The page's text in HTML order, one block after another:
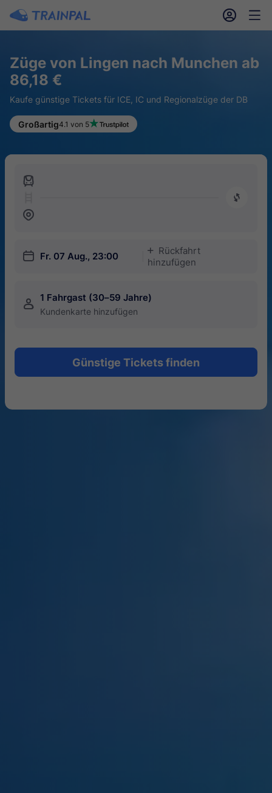
󱎓 󱒨
Züge von Lingen nach Munchen ab
86,18 €
Kaufe günstige Tickets für ICE, IC und Regionalzüge der DB
Großartig4.1 von 5
󱍉
󰿠
󱒣
󱎗 Fr. 07 Aug., 23:00
󱅇
Rückfahrt
hinzufügen
󱍂 1 Fahrgast (30–59 Jahre)
Kundenkarte hinzufügen
Günstige Tickets finden